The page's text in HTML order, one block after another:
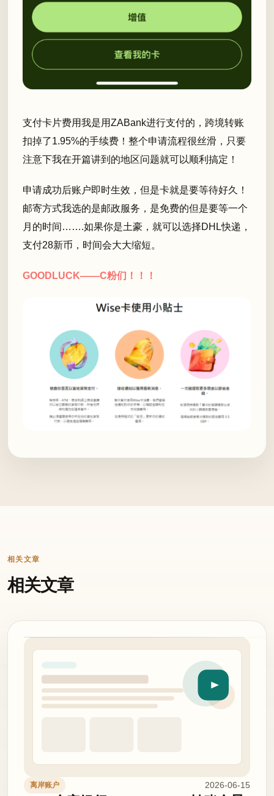
支付卡片费用我是用ZABank进行支付的，跨境转账
扣掉了1.95%的手续费！整个申请流程很丝滑，只要
注意下我在开篇讲到的地区问题就可以顺利搞定！
申请成功后账户即时生效，但是卡就是要等待好久！
邮寄方式我选的是邮政服务，是免费的但是要等一个
月的时间…….如果你是土豪，就可以选择DHL快递，
支付28新币，时间会大大缩短。
GOODLUCK——C粉们！！！
相关文章
相关文章
离岸账户 2026-06-15